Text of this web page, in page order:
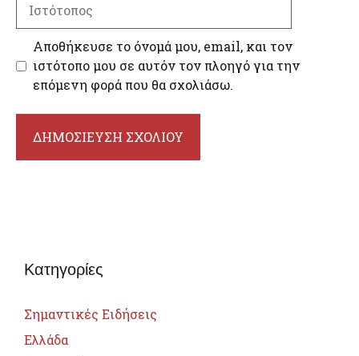
Αποθήκευσε το όνομά μου, email, και τον
ιστότοπο μου σε αυτόν τον πλοηγό για την
επόμενη φορά που θα σχολιάσω.
Κατηγορίες
Σημαντικές Ειδήσεις
Ελλάδα